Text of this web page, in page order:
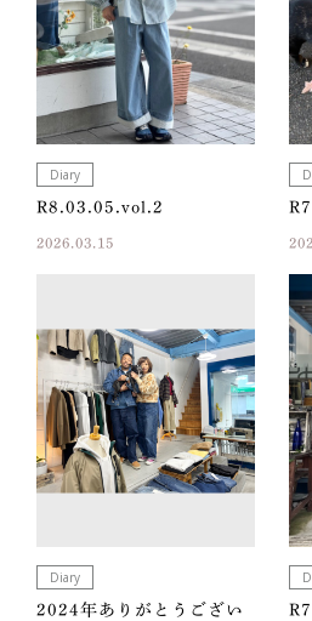
Diary
R8.03.05.vol.2
2026.03.15
Diary
2024年ありがとうござい